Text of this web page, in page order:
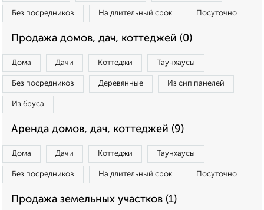
Без посредников На длительный срок Посуточно
Продажа домов, дач, коттеджей (0)
Дома Дачи Коттеджи Таунхаусы
Без посредников Деревянные Из сип панелей
Из бруса
Аренда домов, дач, коттеджей (9)
Дома Дачи Коттеджи Таунхаусы
Без посредников На длительный срок Посуточно
Продажа земельных участков (1)